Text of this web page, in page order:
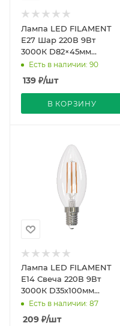
Лампа LED FILAMENT
Е27 Шар 220В 9Вт
3000К D82×45мм
Прозрачная колба 360º
750Лм Sky Uniel
Есть в наличии: 90
139 ₽/шт
В КОРЗИНУ
Лампа LED FILAMENT
Е14 Свеча 220В 9Вт
3000К D35х100мм
Прозрачная колба 360º
750Лм Димм Air Uniel
Есть в наличии: 87
209 ₽/шт